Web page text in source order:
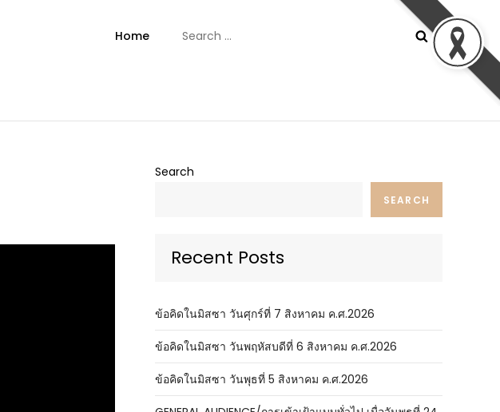
Home
for:
Search
SEARCH
Recent Posts
ข้อคิดในมิสซา วันศุกร์ที่ 7 สิงหาคม ค.ศ.2026
ข้อคิดในมิสซา วันพฤหัสบดีที่ 6 สิงหาคม ค.ศ.2026
ข้อคิดในมิสซา วันพุธที่ 5 สิงหาคม ค.ศ.2026